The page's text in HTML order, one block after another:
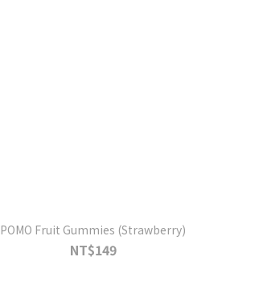
POMO Fruit Gummies (Strawberry)
NT$149